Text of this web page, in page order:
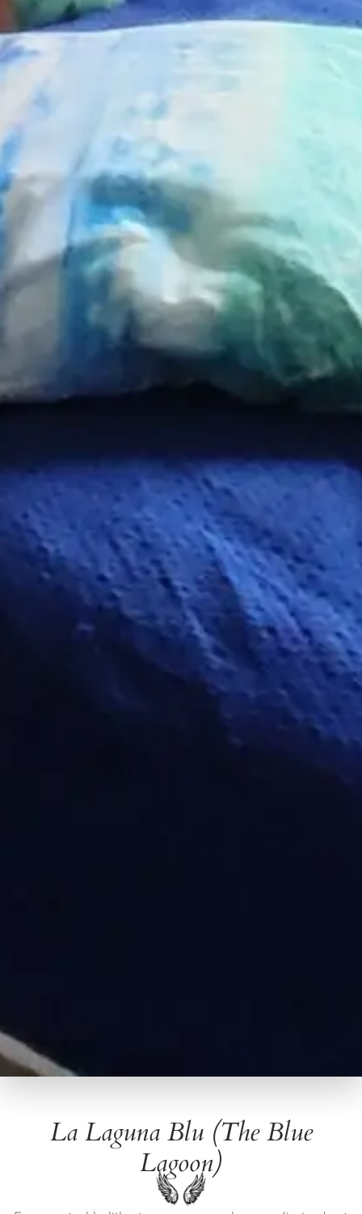
La Laguna Blu (The Blue
Lagoon)